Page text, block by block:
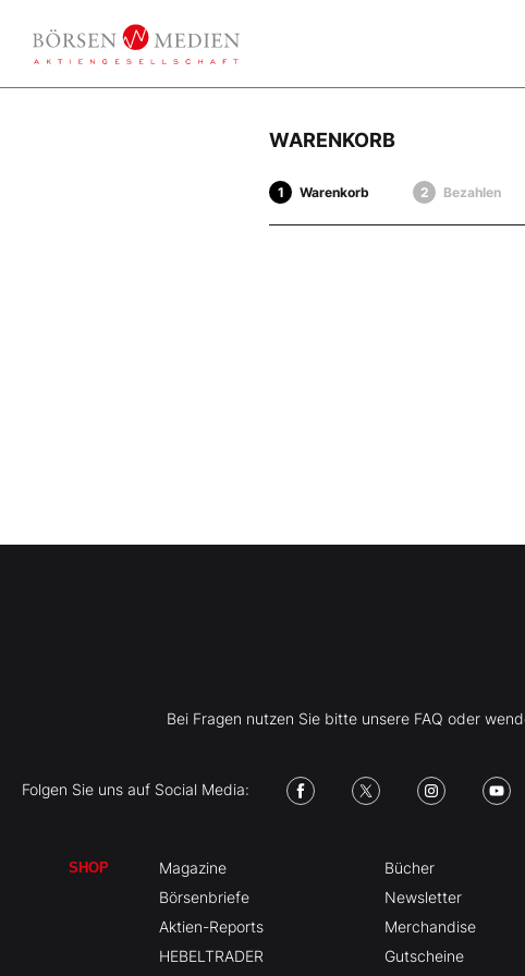
WARENKORB
Warenkorb Bezahlen
Bei Fragen nutzen Sie bitte unsere FAQ oder
Folgen Sie uns auf Social Media:
SHOP
Magazine
Börsenbriefe
Aktien-Reports
HEBELTRADER
Bücher
Newsletter
Merchandise
Gutscheine